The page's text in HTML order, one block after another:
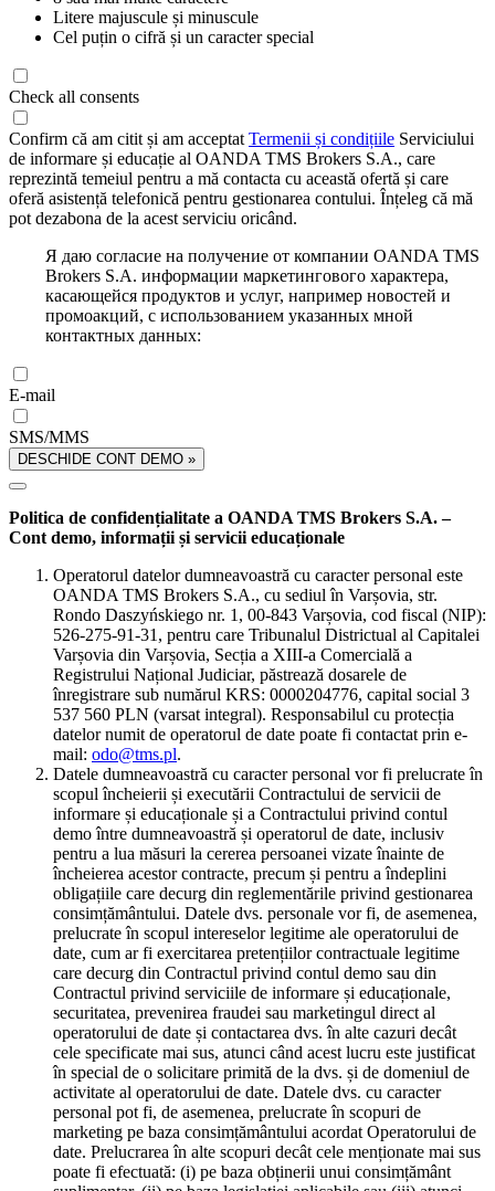
Litere majuscule și minuscule
Cel puțin o cifră și un caracter special
Check all consents
Confirm că am citit și am acceptat Termenii și condițiile Serviciului
de informare și educație al OANDA TMS Brokers S.A., care
reprezintă temeiul pentru a mă contacta cu această ofertă și care
oferă asistență telefonică pentru gestionarea contului. Înțeleg că mă
pot dezabona de la acest serviciu oricând.
Я даю согласие на получение от компании OANDA TMS
Brokers S.A. информации маркетингового характера,
касающейся продуктов и услуг, например новостей и
промоакций, с использованием указанных мной
контактных данных:
E-mail
SMS/MMS
DESCHIDE CONT DEMO »
Politica de confidențialitate a OANDA TMS Brokers S.A. –
Cont demo, informații și servicii educaționale
Operatorul datelor dumneavoastră cu caracter personal este
OANDA TMS Brokers S.A., cu sediul în Varșovia, str.
Rondo Daszyńskiego nr. 1, 00-843 Varșovia, cod fiscal (NIP):
526-275-91-31, pentru care Tribunalul Districtual al Capitalei
Varșovia din Varșovia, Secția a XIII-a Comercială a
Registrului Național Judiciar, păstrează dosarele de
înregistrare sub numărul KRS: 0000204776, capital social 3
537 560 PLN (varsat integral). Responsabilul cu protecția
datelor numit de operatorul de date poate fi contactat prin e-
mail: odo@tms.pl.
Datele dumneavoastră cu caracter personal vor fi prelucrate în
scopul încheierii și executării Contractului de servicii de
informare și educaționale și a Contractului privind contul
demo între dumneavoastră și operatorul de date, inclusiv
pentru a lua măsuri la cererea persoanei vizate înainte de
încheierea acestor contracte, precum și pentru a îndeplini
obligațiile care decurg din reglementările privind gestionarea
consimțământului. Datele dvs. personale vor fi, de asemenea,
prelucrate în scopul intereselor legitime ale operatorului de
date, cum ar fi exercitarea pretențiilor contractuale legitime
care decurg din Contractul privind contul demo sau din
Contractul privind serviciile de informare și educaționale,
securitatea, prevenirea fraudei sau marketingul direct al
operatorului de date și contactarea dvs. în alte cazuri decât
cele specificate mai sus, atunci când acest lucru este justificat
în special de o solicitare primită de la dvs. și de domeniul de
activitate al operatorului de date. Datele dvs. cu caracter
personal pot fi, de asemenea, prelucrate în scopuri de
marketing pe baza consimțământului acordat Operatorului de
date. Prelucrarea în alte scopuri decât cele menționate mai sus
poate fi efectuată: (i) pe baza obținerii unui consimțământ